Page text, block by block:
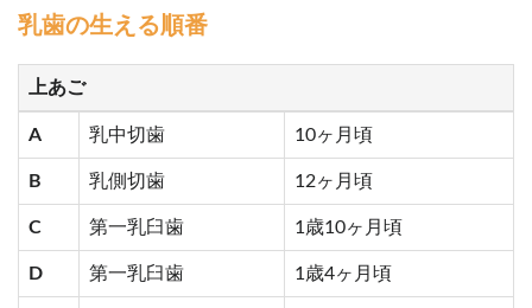
乳歯の生える順番
上あご
A 乳中切歯 10ヶ月頃
B 乳側切歯 12ヶ月頃
C 第一乳臼歯 1歳10ヶ月頃
D 第一乳臼歯 1歳4ヶ月頃